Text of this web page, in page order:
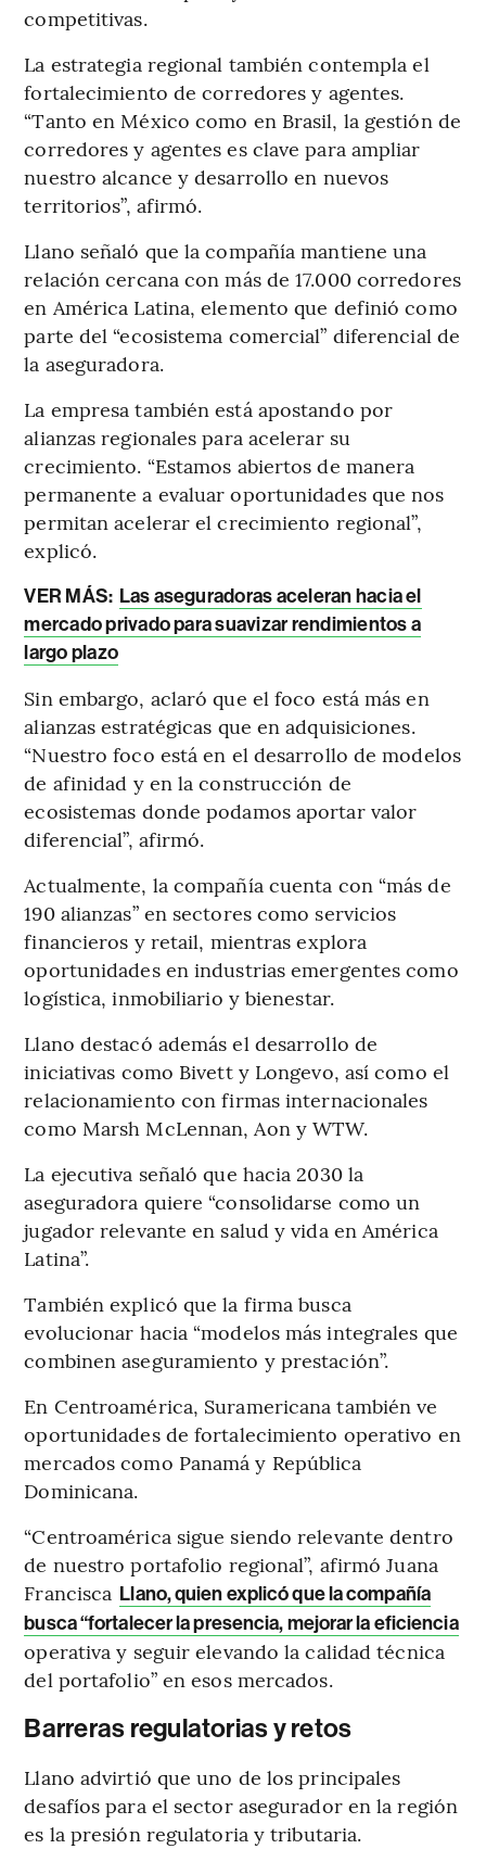
competitivas.
La estrategia regional también contempla el
fortalecimiento de corredores y agentes.
“Tanto en México como en Brasil, la gestión de
corredores y agentes es clave para ampliar
nuestro alcance y desarrollo en nuevos
territorios”, afirmó.
Llano señaló que la compañía mantiene una
relación cercana con más de 17.000 corredores
en América Latina, elemento que definió como
parte del “ecosistema comercial” diferencial de
la aseguradora.
La empresa también está apostando por
alianzas regionales para acelerar su
crecimiento. “Estamos abiertos de manera
permanente a evaluar oportunidades que nos
permitan acelerar el crecimiento regional”,
explicó.
VER MÁS: Las aseguradoras aceleran hacia el
mercado privado para suavizar rendimientos a
largo plazo
Sin embargo, aclaró que el foco está más en
alianzas estratégicas que en adquisiciones.
“Nuestro foco está en el desarrollo de modelos
de afinidad y en la construcción de
ecosistemas donde podamos aportar valor
diferencial”, afirmó.
Actualmente, la compañía cuenta con “más de
190 alianzas” en sectores como servicios
financieros y retail, mientras explora
oportunidades en industrias emergentes como
logística, inmobiliario y bienestar.
Llano destacó además el desarrollo de
iniciativas como Bivett y Longevo, así como el
relacionamiento con firmas internacionales
como Marsh McLennan, Aon y WTW.
La ejecutiva señaló que hacia 2030 la
aseguradora quiere “consolidarse como un
jugador relevante en salud y vida en América
Latina”.
También explicó que la firma busca
evolucionar hacia “modelos más integrales que
combinen aseguramiento y prestación”.
En Centroamérica, Suramericana también ve
oportunidades de fortalecimiento operativo en
mercados como Panamá y República
Dominicana.
“Centroamérica sigue siendo relevante dentro
de nuestro portafolio regional”, afirmó Juana
Francisca Llano, quien explicó que la compañía
busca “fortalecer la presencia, mejorar la eficiencia
operativa y seguir elevando la calidad técnica
del portafolio” en esos mercados.
Barreras regulatorias y retos
Llano advirtió que uno de los principales
desafíos para el sector asegurador en la región
es la presión regulatoria y tributaria.